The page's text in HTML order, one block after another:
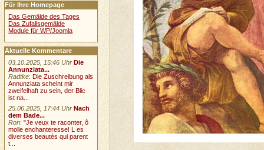
Für Ihre Homepage
Das Gemälde des Tages
Das Zufallsgemälde
Module für WP/Joomla
Aktuelle Kommentare
03.10.2025, 15:46 Uhr Die
Annunziata...
Radtke: Die Zuschreibung als
Annunziata scheint mir
zweifelhaft zu sein, der Blic
ist na...
25.06.2025, 17:44 Uhr Nach
dem Bade...
Ron:"Je veux te raconter, ô
molle enchanteresse! L es
diverses beautés qui parent
t...